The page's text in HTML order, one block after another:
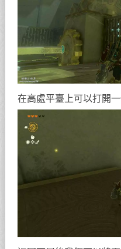
在高處平臺上可以打開一